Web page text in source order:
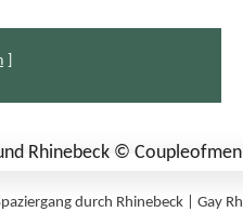
durch Rhinebeck | Gay